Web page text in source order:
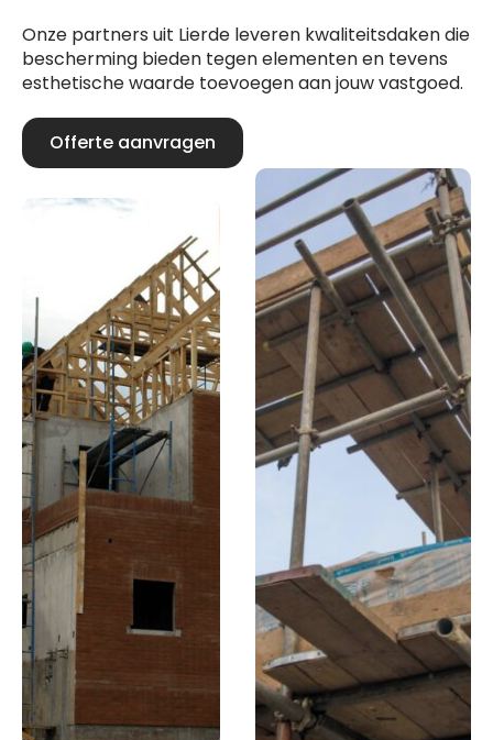
Onze partners uit Lierde leveren kwaliteitsdaken die
bescherming bieden tegen elementen en tevens
esthetische waarde toevoegen aan jouw vastgoed.
Offerte aanvragen